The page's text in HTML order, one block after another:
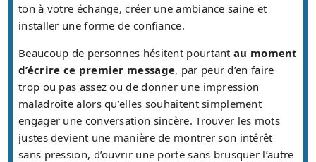
ton à votre échange, créer une ambiance saine et
installer une forme de confiance.
Beaucoup de personnes hésitent pourtant au moment
d’écrire ce premier message, par peur d’en faire
trop ou pas assez ou de donner une impression
maladroite alors qu’elles souhaitent simplement
engager une conversation sincère. Trouver les mots
justes devient une manière de montrer son intérêt
sans pression, d’ouvrir une porte sans brusquer l’autre